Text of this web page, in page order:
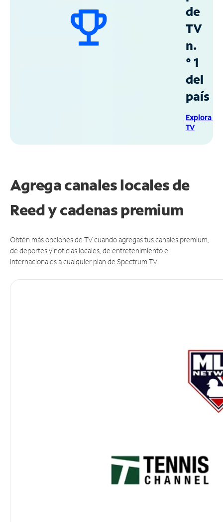
de
TV
n.
° 1
del
país
Explora
TV
Agrega canales locales de
Reed y cadenas premium
Obtén más opciones de TV cuando agregas tus canales premium,
de deportes y noticias locales, de entretenimiento e
internacionales a cualquier plan de Spectrum TV.